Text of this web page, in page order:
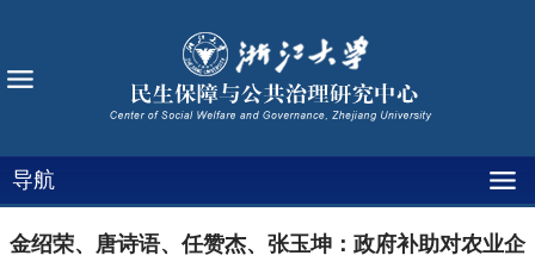
导航
金绍荣、唐诗语、任赞杰、张玉坤：政府补助对农业企